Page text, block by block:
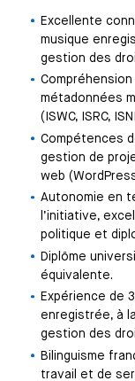
Excellente
musique
gestion des
métadonnées
(ISWC, ISRC,
Compétences
gestion de
web
Autonomie en
l’initiative,
politique et
Diplôme
équivalente.
Expérience de
enregistrée, à
gestion des
Bilinguisme
travail et de